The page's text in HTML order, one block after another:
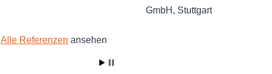
GmbH
Stuttgart
Alle Referenzen ansehen